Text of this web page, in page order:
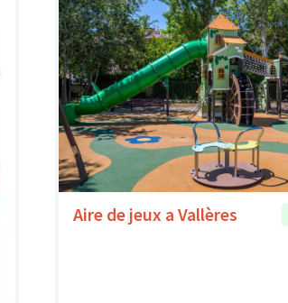
Aire de jeux a Vallères